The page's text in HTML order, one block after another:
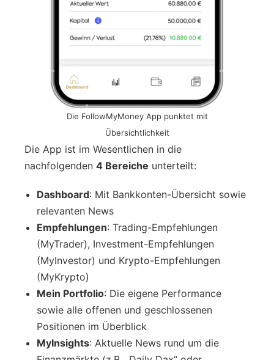
Die FollowMyMoney App punktet mit
Übersichtlichkeit
Die App ist im Wesentlichen in die
nachfolgenden 4 Bereiche unterteilt:
Dashboard: Mit Bankkonten-Übersicht sowie
relevanten News
Empfehlungen: Trading-Empfehlungen
(MyTrader), Investment-Empfehlungen
(MyInvestor) und Krypto-Empfehlungen
(MyKrypto)
Mein Portfolio: Die eigene Performance
sowie alle offenen und geschlossenen
Positionen im Überblick
MyInsights: Aktuelle News rund um die